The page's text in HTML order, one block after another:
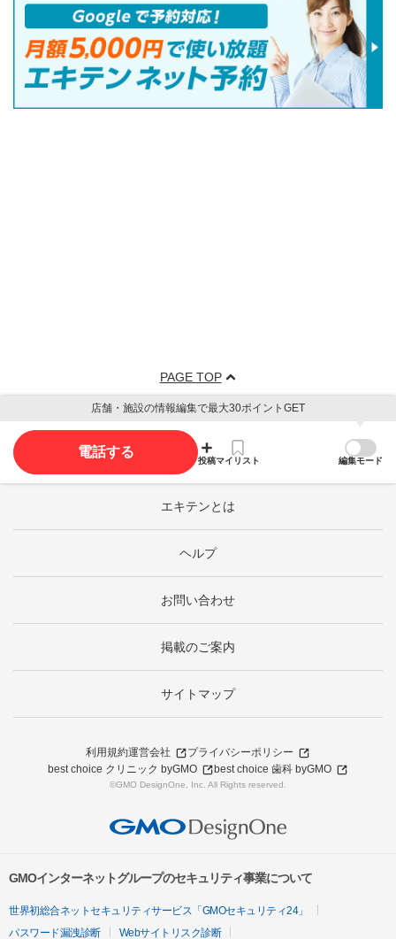
PAGE TOP
店舗・施設の情報編集で最大30ポイントGET
電話する
投稿マイリスト 編集モード
エキテンとは
ヘルプ
お問い合わせ
掲載のご案内
サイトマップ
利用規約運営会社
プライバシーポリシー
best choice クリニック byGMO
best choice 歯科 byGMO
©GMO DesignOne, Inc. All Rights reserved.
GMOインターネットグループのセキュリティ事業について
世界初総合ネットセキュリティサービス「GMOセキュリティ24」
パスワード漏洩診断
Webサイトリスク診断